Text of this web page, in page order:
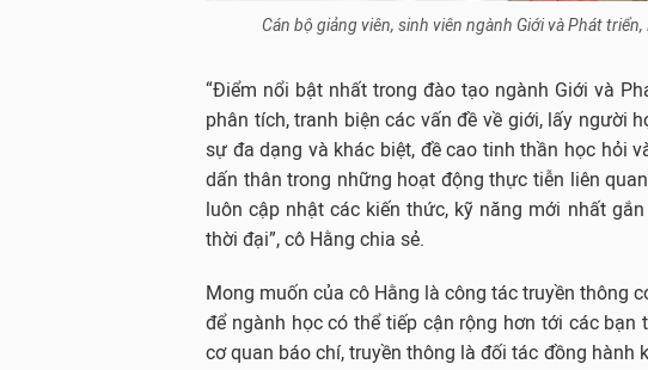
Cán bộ giảng viên, sinh viên ngành Giới và Phát
“Điểm nổi bật nhất trong đào tạo ngành Giới và
phân tích, tranh biện các vấn đề về giới, lấy người
sự đa dạng và khác biệt, đề cao tinh thần học hỏi
dấn thân trong những hoạt động thực tiễn liên
luôn cập nhật các kiến thức, kỹ năng mới nhất
thời đại”, cô Hằng chia sẻ.
Mong muốn của cô Hằng là công tác truyền thông
để ngành học có thể tiếp cận rộng hơn tới các
cơ quan báo chí, truyền thông là đối tác đồng hành